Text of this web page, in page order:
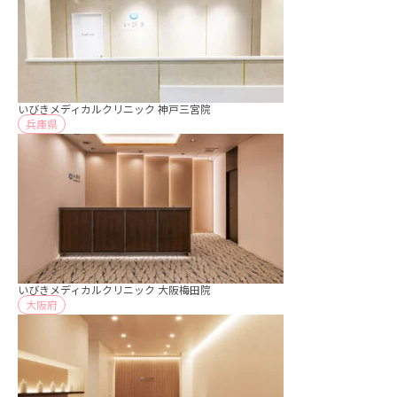
いびきメディカルクリニック 神戸三宮院
兵庫県
いびきメディカルクリニック 大阪梅田院
大阪府